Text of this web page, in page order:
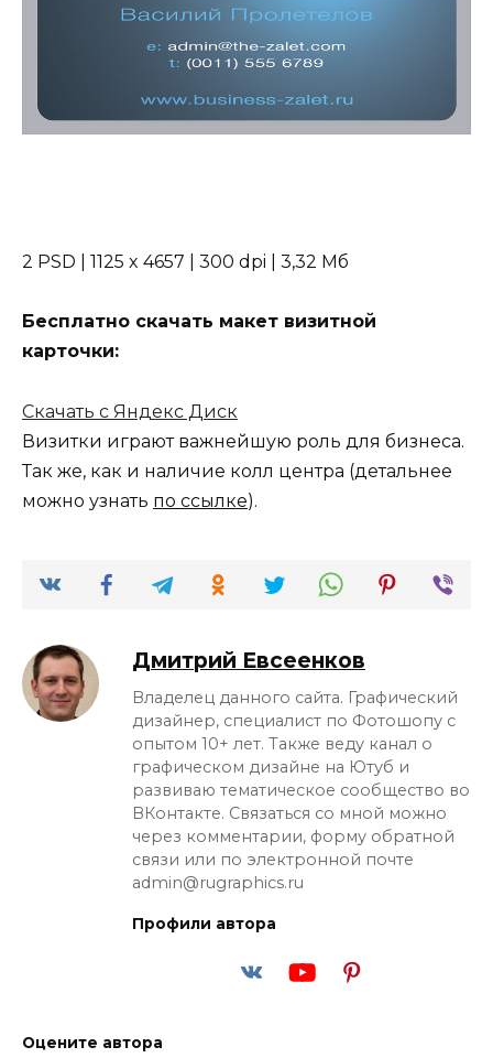
2 PSD | 1125 x 4657 | 300 dpi | 3,32 Мб
Бесплатно скачать макет визитной
карточки:
Скачать с Яндекс Диск
Визитки играют важнейшую роль для бизнеса.
Так же, как и наличие колл центра (детальнее
можно узнать по ссылке).
Дмитрий Евсеенков
Владелец данного сайта. Графический
дизайнер, специалист по Фотошопу с
опытом 10+ лет. Также веду канал о
графическом дизайне на Ютуб и
развиваю тематическое сообщество во
ВКонтакте. Связаться со мной можно
через комментарии, форму обратной
связи или по электронной почте
admin@rugraphics.ru
Профили автора
Оцените автора